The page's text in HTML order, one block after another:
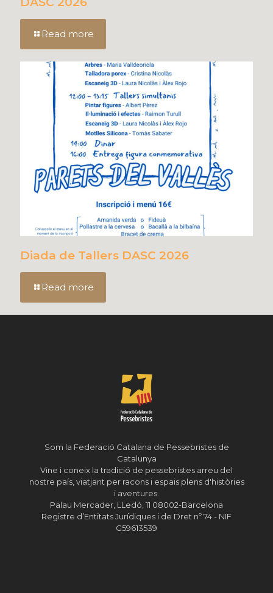
Read more
Diada de Tallers DASC 2026
Read more
Som la Federació Catalana de Pessebristes de
Catalunya
Vine i coneix la tradició de pessebristes arreu del
nostre país, viatjant per racons i espais plens d'històries
i aventures.
Palau Mercader, LLedó, 11 08002-Barcelona
Registre d’Entitats Jurídiques i de Dret nº 74 - NIF
G59613539